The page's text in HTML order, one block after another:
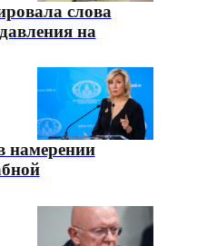
слова
на
намерении